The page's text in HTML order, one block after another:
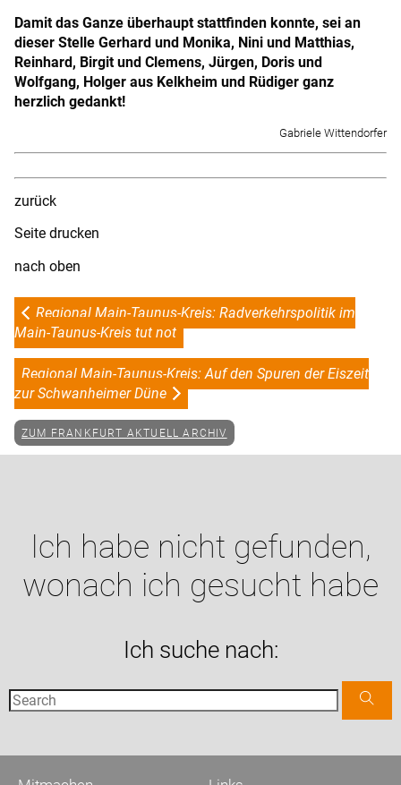
Damit das Ganze überhaupt stattfinden konnte, sei an
dieser Stelle Gerhard und Monika, Nini und Matthias,
Reinhard, Birgit und Clemens, Jürgen, Doris und
Wolfgang, Holger aus Kelkheim und Rüdiger ganz
herzlich gedankt!
Gabriele Wittendorfer
zurück
Seite drucken
nach oben
Regional Main-Taunus-Kreis: Radverkehrspolitik im
Main-Taunus-Kreis tut not
Regional Main-Taunus-Kreis: Auf den Spuren der Eiszeit
zur Schwanheimer Düne
ZUM FRANKFURT AKTUELL ARCHIV
Ich habe nicht gefunden,
wonach ich gesucht habe
Ich suche nach: